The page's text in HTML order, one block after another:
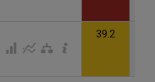
39.2